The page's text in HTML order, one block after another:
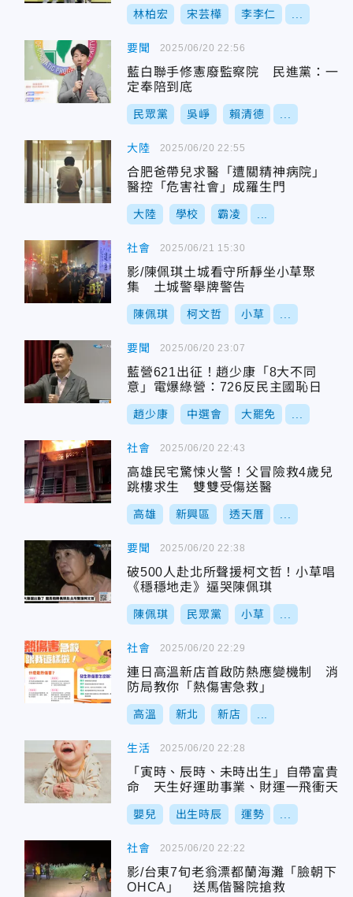
林柏宏 宋芸樺 李李仁
要聞
藍白聯手修憲廢監察院 民進黨：一
定奉陪到底
民眾黨 吳崢 賴清德
2025/06/20 22:56
大陸
合肥爸帶兒求醫「遭關精神病院」
醫控「危害社會」成羅生門
大陸 學校 霸凌
2025/06/20 22:55
社會
影/陳佩琪土城看守所靜坐小草聚
集 土城警舉牌警告
陳佩琪 柯文哲 小草
2025/06/21 15:30
要聞
藍營621出征！趙少康「8大不同
意」電爆綠營：726反民主國恥日
趙少康 中選會 大罷免
2025/06/20 23:07
社會
高雄民宅驚悚火警！父冒險救4歲兒
跳樓求生 雙雙受傷送醫
高雄 新興區 透天厝
2025/06/20 22:43
要聞
破500人赴北所聲援柯文哲！小草唱
《穩穩地走》逼哭陳佩琪
陳佩琪 民眾黨 小草
2025/06/20 22:38
社會
連日高溫新店首啟防熱應變機制 消
防局教你「熱傷害急救」
高溫 新北 新店
2025/06/20 22:29
生活
「寅時、辰時、未時出生」自帶富貴
命 天生好運助事業、財運一飛衝天
嬰兒 出生時辰 運勢
2025/06/20 22:28
社會
影/台東7旬老翁漂都蘭海灘「臉朝下
OHCA」 送馬偕醫院搶救
2025/06/20 22:22